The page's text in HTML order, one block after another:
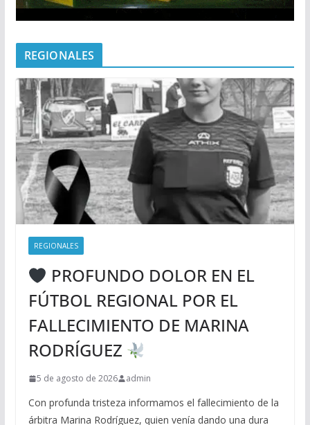
REGIONALES
REGIONALES
PROFUNDO DOLOR EN EL
FÚTBOL REGIONAL POR EL
FALLECIMIENTO DE MARINA
RODRÍGUEZ
5 de agosto de 2026 admin
Con profunda tristeza informamos el fallecimiento de la
árbitra Marina Rodríguez, quien venía dando una dura